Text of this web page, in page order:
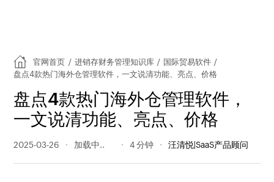
官网首页 / 进销存财务管理知识库 / 国际贸易软件 /
盘点4款热门海外仓管理软件，一文说清功能、亮点、价格
盘点4款热门海外仓管理软件，
一文说清功能、亮点、价格
2025-03-26 377 阅读量 4 分钟 汪清悦|SaaS产品顾问